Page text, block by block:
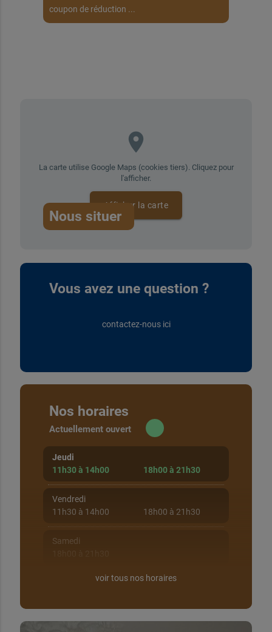
coupon de réduction ...
place
La carte utilise Google Maps (cookies tiers). Cliquez pour
l'afficher.
Afficher la carte
Nous situer
Vous avez une question ?
contactez-nous ici
Nos horaires
Actuellement ouvert
Jeudi
11h30 à 14h00
18h00 à 21h30
Vendredi
11h30 à 14h00
18h00 à 21h30
Samedi
voir tous nos horaires